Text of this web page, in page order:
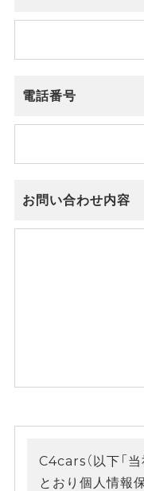
電話番号
お問い合わせ内容
C4cars（以下「
とおり個人情報